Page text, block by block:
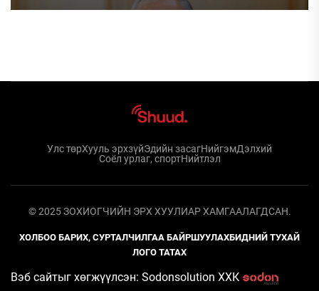
Улс төрХууль эрхзүйЭдийн засагНийгэмДэлхий
Соёл урлаг, спортНийтлэл
© 2025 ЗОХИОГЧИЙН ЭРХ ХУУЛИАР ХАМГААЛАГДСАН.
ХОЛБОО БАРИХ, СУРТАЛЧИЛГАА БАЙРШУУЛАХБИДНИЙ ТУХАЙ
ЛОГО ТАТАХ
Вэб сайтыг хөгжүүлсэн: Sodonsolution ХХК